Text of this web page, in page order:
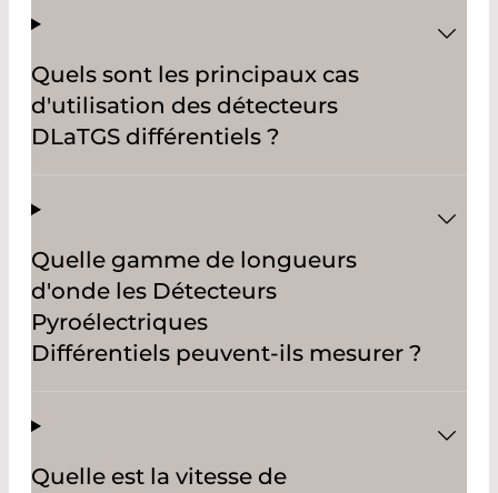
Quels sont les principaux cas
d'utilisation des détecteurs
DLaTGS différentiels ?
Quelle gamme de longueurs
d'onde les Détecteurs
Pyroélectriques
Différentiels peuvent-ils mesurer ?
Quelle est la vitesse de